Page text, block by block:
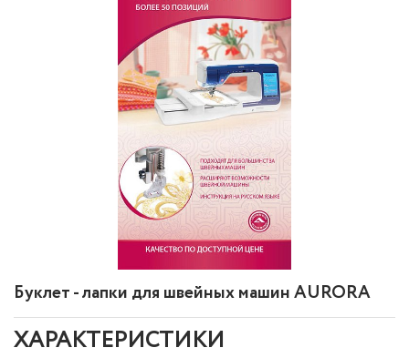
Буклет - лапки для швейных машин AURORA
ХАРАКТЕРИСТИКИ